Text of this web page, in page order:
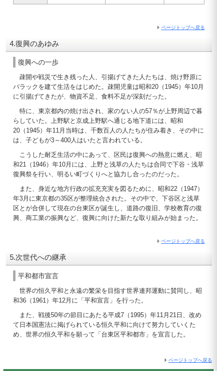
ページトップへ戻る
4.復興のあゆみ
復興への一歩
疎開や戦災で生き残った人、引揚げてきた人たちは、焼け野原に
バラックを建て生活をはじめた。疎開児童は昭和20（1945）年10月
に引揚げてきたが、物資不足、食料不足が深刻だった。
特に、東京都内の焼け出され、家のない人の57％が上野周辺で暮
らしていた。上野駅と京成上野駅へ通じる地下道には、昭和
20（1945）年11月当時は、千数百人の人たちが住み着き、その中に
は、子どもが3～400人はいたと言われている。
こうした耐乏生活の中にあって、区民は復興への熱意に燃え、昭
和21（1946）年10月には、上野と浅草の人たちは合同で下谷・浅草
復興祭を行い、明るい町づくりへと協力し合ったのだった。
また、身近な地方行政の拡充充実を図るために、昭和22（1947）
年3月に東京都の35区が整理統合された。その中で、下谷区と浅草
区とが合併して現在の台東区が誕生し、道路の復旧、学校教育の復
興、商工業の振興など、復興に向けた新たな取り組みが始まった。
ページトップへ戻る
5.次世代への継承
平和都市宣言
世界の恒久平和と永遠の繁栄を目指す世界連邦運動に賛同し、昭
和36（1961）年12月に「平和宣言」を行った。
また、戦後50年の節目にあたる平成7（1995）年11月21日、改め
て日本国憲法に掲げられている恒久平和に向けて努力していくた
め、世界の恒久平和を願って「台東区平和都市」を宣言した。
ページトップへ戻る